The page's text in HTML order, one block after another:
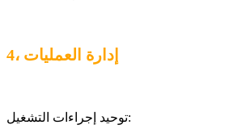
4، إدارة العمليات
توحيد إجراءات التشغيل: